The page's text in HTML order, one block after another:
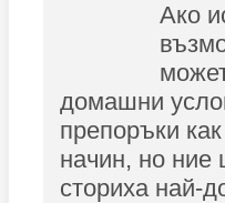
Ако
домашни
препоръки
начин, но ние
сториха най-